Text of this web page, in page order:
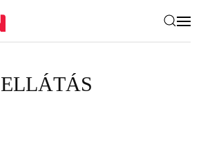
ELLÁTÁS